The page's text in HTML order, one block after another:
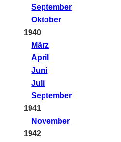
September
Oktober
1940
März
April
Juni
Juli
September
1941
November
1942